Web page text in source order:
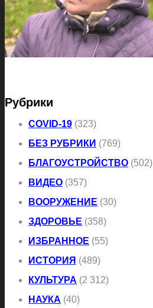
Рубрики
COVID-19 (323)
БЕЗ РУБРИКИ (769)
БЛАГОУСТРОЙСТВО (502)
ВИДЕО (357)
ВООРУЖЕНИЕ (30)
ЗДОРОВЬЕ (358)
ИЗБРАННОЕ (55)
ИСТОРИЯ (489)
КУЛЬТУРА (2 312)
НАУКА (40)